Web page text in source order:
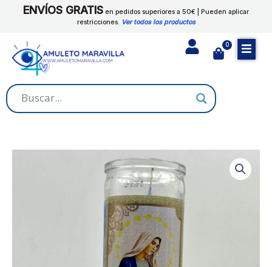
ENVÍOS GRATIS en pedidos superiores a 50€ | Pueden aplicar
restricciones. Ver todos los productos
0
Cart
cantidad